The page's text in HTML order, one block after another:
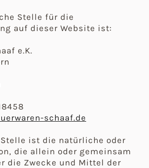
Stelle für die
auf dieser Website ist:
e.K.
schaaf.de
ist die natürliche oder
die allein oder gemeinsam
die Zwecke und Mittel der